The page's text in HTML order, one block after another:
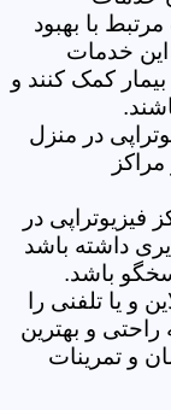
با بهبود
خدمات
کمک کنند و
در منزل
در
داشته باشد
باشد.
و یا تلفنی را
راحتی و بهترین
و تمرینات